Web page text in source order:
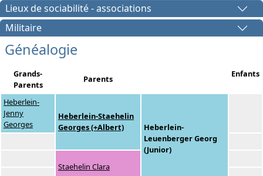
Lieux de sociabilité - associations
Militaire
Généalogie
Grands-
Parents
Parents Enfants
Heberlein-
Jenny
Georges
Heberlein-Staehelin
Georges (+Albert)
Heberlein-
Leuenberger Georg
(Junior)
Staehelin Clara